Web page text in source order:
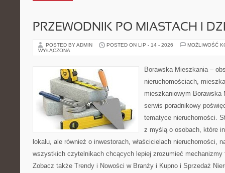
PRZEWODNIK PO MIASTACH I
POSTED BY ADMIN POSTED ON LIP - 14 - 2026
MOŻLIWOŚĆ
WYŁĄCZONA
Borawska Mieszkania –
nieruchomościach,
mieszkaniowym Borawska
serwis poradnikowy
tematyce nieruchomości.
z myślą o osobach, które
lokalu, ale również o inwestorach, właścicielach nieruchomości,
wszystkich czytelnikach chcących lepiej zrozumieć mechanizmy
Zobacz także Trendy i Nowości w Branży i Kupno i Sprzedaż